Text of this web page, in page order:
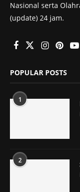
Nasional serta
(update) 24 jam.
POPULAR POSTS
1
2